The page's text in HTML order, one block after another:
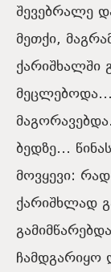
შევებრალე
მეთქი,
ქარიშხალში
ბედზე…
მოვყევი:
ქარიშხლად
ჩამდგარიყო